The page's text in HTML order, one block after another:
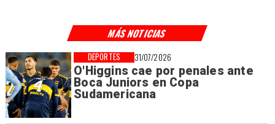
MÁS NOTICIAS
31/07/2026
O'Higgins cae por penales ante
Boca Juniors en Copa
Sudamericana
DEPORTES